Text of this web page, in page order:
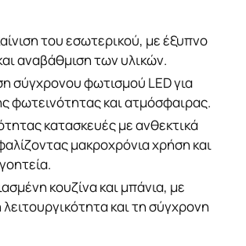
του εσωτερικού, με έξυπνο
αναβάθμιση των υλικών.
σύγχρονου φωτισμού LED για
φωτεινότητας και ατμόσφαιρας.
κατασκευές με ανθεκτικά
μακροχρόνια χρήση και
κουζίνα και μπάνια, με
και τη σύγχρονη